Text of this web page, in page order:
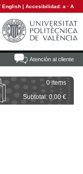
English | Accesibilidad: a · A
Atención al cliente
0 items
Subtotal: 0,00 €